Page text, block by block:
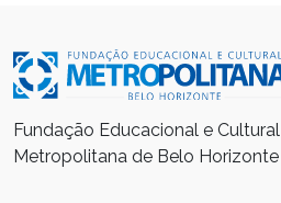
Fundação Educacional e Cultural
Metropolitana de Belo Horizonte